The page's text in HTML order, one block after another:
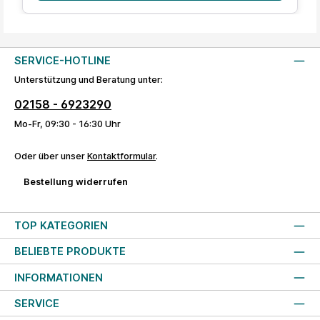
SERVICE-HOTLINE
Unterstützung und Beratung unter:
02158 - 6923290
Mo-Fr, 09:30 - 16:30 Uhr
Oder über unser Kontaktformular.
Bestellung widerrufen
TOP KATEGORIEN
BELIEBTE PRODUKTE
INFORMATIONEN
SERVICE